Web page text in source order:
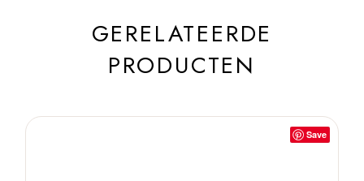
GERELATEERDE
PRODUCTEN
Save